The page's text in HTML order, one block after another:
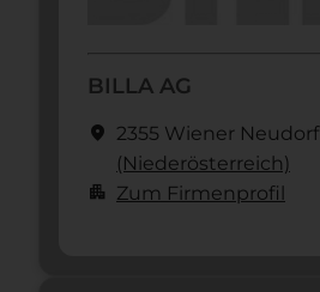
BILLA AG
location_on 2355 Wiener Neudorf
(Nieder­österreich)
apartment Zum Firmenprofil